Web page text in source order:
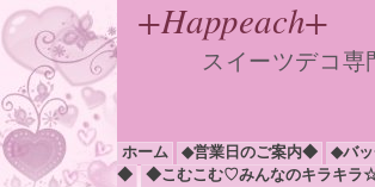
+Happeach+
スイーツデコ
ホーム ◆営業日のご案内◆
◆バ
◆
◆こむこむ♡みんなのキラキラ